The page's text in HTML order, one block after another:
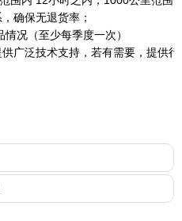
确保无退货率；
况（至少每季度一次）
广泛技术支持，若有需要，提供